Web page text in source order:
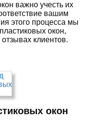
важно учесть их
вашим
этого процесса мы
окон,
клиентов.
окон